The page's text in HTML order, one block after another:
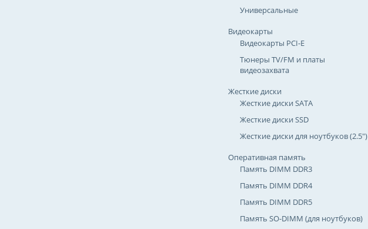
Универсальные
Видеокарты
Видеокарты PCI-E
Тюнеры TV/FM и платы
видеозахвата
Жесткие диски
Жесткие диски SATA
Жесткие диски SSD
Жесткие диски для ноутбуков (2.5")
Оперативная память
Память DIMM DDR3
Память DIMM DDR4
Память DIMM DDR5
Память SO-DIMM (для ноутбуков)